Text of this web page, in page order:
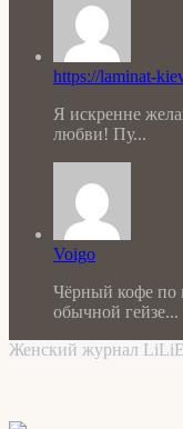
https://laminat-
Я искренне
любви! Пу...
Voigo
Чёрный кофе по
обычной гейзе...
Женский журнал